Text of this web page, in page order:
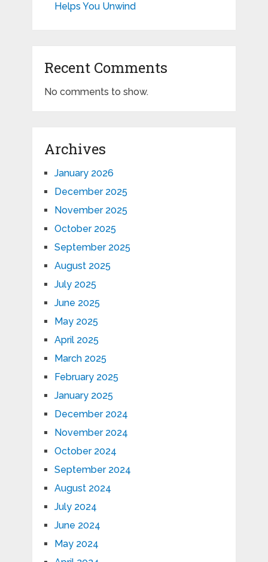
Helps You Unwind
Recent Comments
No comments to show.
Archives
January 2026
December 2025
November 2025
October 2025
September 2025
August 2025
July 2025
June 2025
May 2025
April 2025
March 2025
February 2025
January 2025
December 2024
November 2024
October 2024
September 2024
August 2024
July 2024
June 2024
May 2024